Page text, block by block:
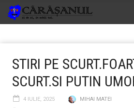
STIRI PE
SCURT.SI PUTIN
4 IULIE, 2025
MIHAI MATEI